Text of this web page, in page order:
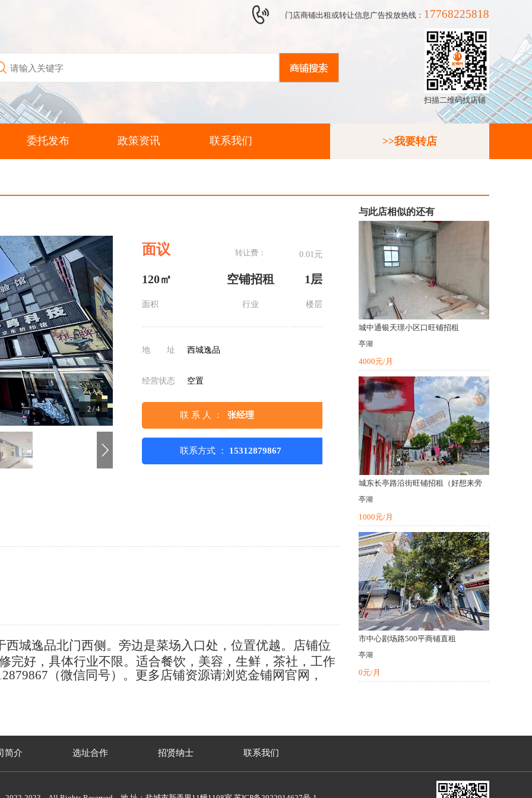
门店商铺出租或转让信息广告投放热线： 17768225818
扫描二维码找店铺
委托发布 政策资讯 联系我们 >>我要转店
2/4
面议 转让费： 0.01元
120㎡ 空铺招租 1层
面积 行业 楼层
地 址 西城逸品
经营状态 空置
联 系 人 ： 张经理
联系方式 ： 15312879867
城逸品北门西侧。旁边是菜场入口处，位置优越。店铺位
完好，具体行业不限。适合餐饮，美容，生鲜，茶社，工作
（微信同号）。更多店铺资源请浏览金铺网官网，
与此店相似的还有
城中通银天璟小区口旺铺招租
亭湖
4000元/月
城东长亭路沿街旺铺招租（好想来旁
亭湖
1000元/月
市中心剧场路500平商铺直租
亭湖
0元/月
简介 选址合作 招贤纳士 联系我们